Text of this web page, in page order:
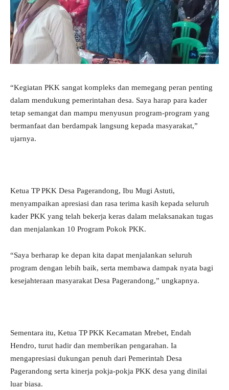
“Kegiatan PKK sangat kompleks dan memegang peran penting
dalam mendukung pemerintahan desa. Saya harap para kader
tetap semangat dan mampu menyusun program-program yang
bermanfaat dan berdampak langsung kepada masyarakat,”
ujarnya.
Ketua TP PKK Desa Pagerandong, Ibu Mugi Astuti,
menyampaikan apresiasi dan rasa terima kasih kepada seluruh
kader PKK yang telah bekerja keras dalam melaksanakan tugas
dan menjalankan 10 Program Pokok PKK.
“Saya berharap ke depan kita dapat menjalankan seluruh
program dengan lebih baik, serta membawa dampak nyata bagi
kesejahteraan masyarakat Desa Pagerandong,” ungkapnya.
Sementara itu, Ketua TP PKK Kecamatan Mrebet, Endah
Hendro, turut hadir dan memberikan pengarahan. Ia
mengapresiasi dukungan penuh dari Pemerintah Desa
Pagerandong serta kinerja pokja-pokja PKK desa yang dinilai
luar biasa.